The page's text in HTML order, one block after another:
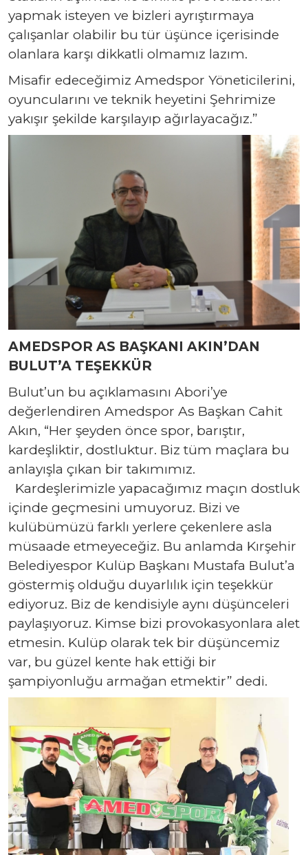
yapmak isteyen ve bizleri ayrıştırmaya
çalışanlar olabilir bu tür üşünce içerisinde
olanlara karşı dikkatli olmamız lazım.
Misafir edeceğimiz Amedspor Yöneticilerini,
oyuncularını ve teknik heyetini Şehrimize
yakışır şekilde karşılayıp ağırlayacağız.”
AMEDSPOR AS BAŞKANI AKIN’DAN
BULUT’A TEŞEKKÜR
Bulut’un bu açıklamasını Abori’ye
değerlendiren Amedspor As Başkan Cahit
Akın, “Her şeyden önce spor, barıştır,
kardeşliktir, dostluktur. Biz tüm maçlara bu
anlayışla çıkan bir takımımız.
Kardeşlerimizle yapacağımız maçın dostluk
içinde geçmesini umuyoruz. Bizi ve
kulübümüzü farklı yerlere çekenlere asla
müsaade etmeyeceğiz. Bu anlamda Kırşehir
Belediyespor Kulüp Başkanı Mustafa Bulut’a
göstermiş olduğu duyarlılık için teşekkür
ediyoruz. Biz de kendisiyle aynı düşünceleri
paylaşıyoruz. Kimse bizi provokasyonlara alet
etmesin. Kulüp olarak tek bir düşüncemiz
var, bu güzel kente hak ettiği bir
şampiyonluğu armağan etmektir” dedi.